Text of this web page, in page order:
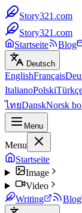
Story321.com
Story321.com
Startseite
Blog
Deutsch
EnglishFrançais
ItalianoPolski
ไทยDanskNorsk
Menu
Menu
Startseite
Image
Video
Writing
Blog